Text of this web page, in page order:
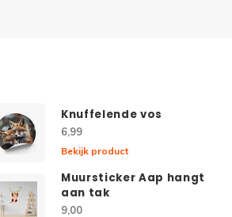
Knuffelende vos
6,99
Bekijk product
Muursticker Aap hangt
aan tak
9,00